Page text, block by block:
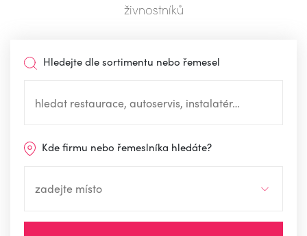
živnostníků
Hledejte dle sortimentu nebo řemesel
Kde firmu nebo řemeslníka hledáte?